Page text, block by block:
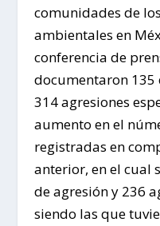
comunidades de
ambientales en
conferencia de
documentaron 135
314 agresiones
aumento en el
registradas en
anterior, en el cual
de agresión y 236
siendo las que